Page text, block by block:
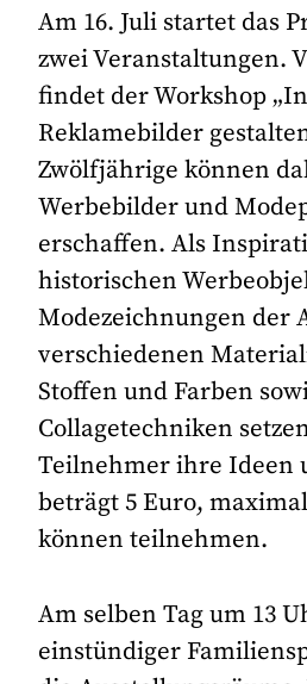
Am 16. Juli startet das
zwei Veranstaltungen.
findet der Workshop
Reklamebilder
Zwölfjährige können
Werbebilder und
erschaffen. Als
historischen
Modezeichnungen der
verschiedenen
Stoffen und Farben
Collagetechniken
Teilnehmer ihre Ideen
beträgt 5 Euro,
können teilnehmen.
Am selben Tag um 13
einstündiger